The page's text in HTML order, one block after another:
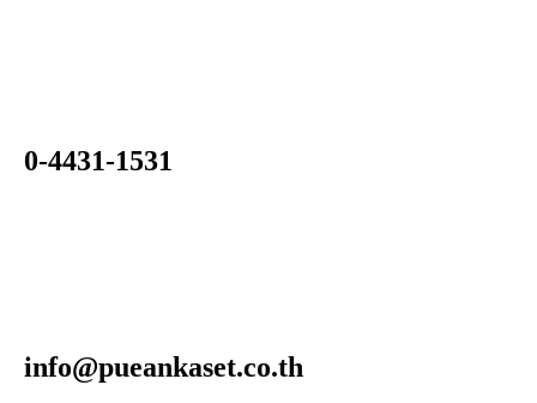
0-4431-1531
info@pueankaset.co.th